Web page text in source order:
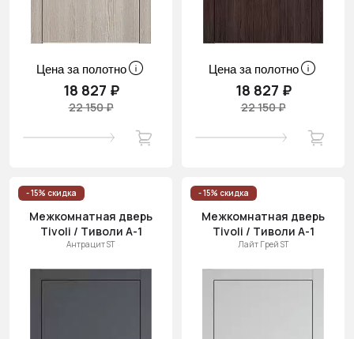
Цена за полотно
18 827 ₽
22 150 ₽
Цена за полотно
18 827 ₽
22 150 ₽
- 15% скидка
Межкомнатная дверь
Tivoli / Тиволи А-1
Антрацит ST
- 15% скидка
Межкомнатная дверь
Tivoli / Тиволи А-1
Лайт Грей ST